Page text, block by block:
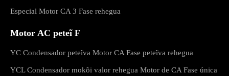
Especial Motor CA 3 Fase rehegua
Motor AC peteĩ F
YC Condensador peteĩva Motor CA Fase peteĩva rehegua
YCL Condensador mokõi valor rehegua Motor de CA Fase única